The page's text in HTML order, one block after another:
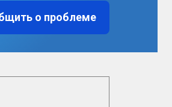
о проблеме